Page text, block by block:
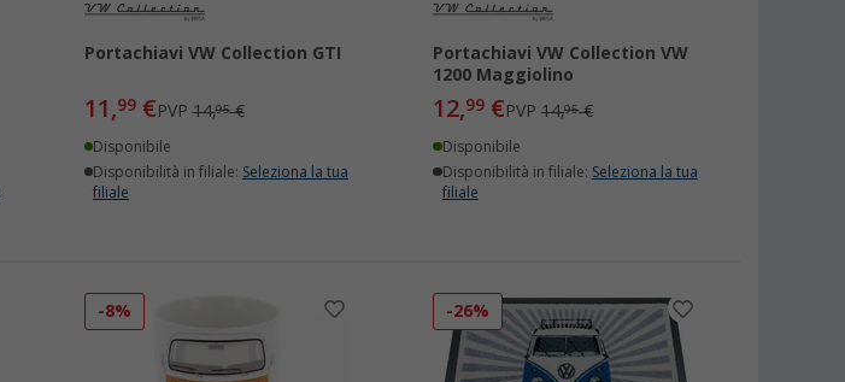
Portachiavi VW Collection GTI
11,99€PVP14,95€
Disponibile
Disponibilità in filiale: Seleziona la tua
filiale
Portachiavi VW Collection VW
1200 Maggiolino
12,99 €PVP14,95€
Disponibile
Disponibilità in filiale: Seleziona la tua
filiale
-8% -26%